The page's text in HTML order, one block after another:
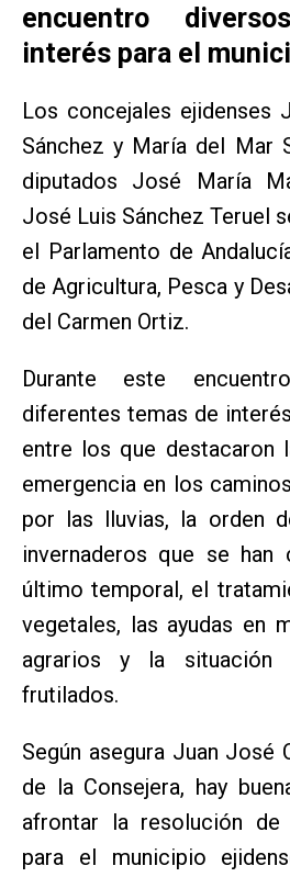
encuentro
interés para el
Los concejales ejidenses
Sánchez y María del Mar
diputados José María
José Luis Sánchez Teruel
el Parlamento de
de Agricultura, Pesca y
del Carmen Ortiz.
Durante este
diferentes temas de
entre los que destacaron
emergencia en los
por las lluvias, la orden
invernaderos que se han
último temporal, el
vegetales, las ayudas en
agrarios y la situación
frutilados.
Según asegura Juan José
de la Consejera, hay
afrontar la resolución
para el municipio